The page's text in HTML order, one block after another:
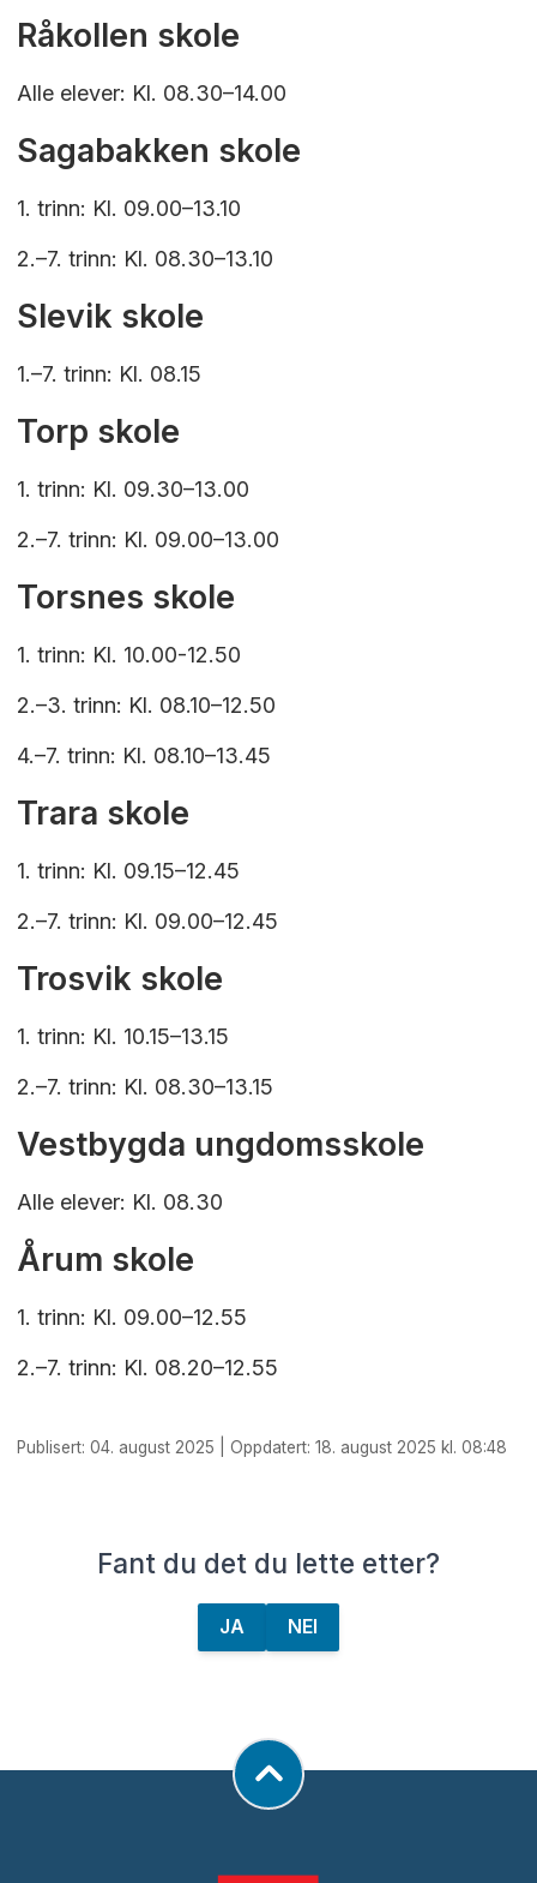
Råkollen skole
Alle elever: Kl. 08.30–14.00
Sagabakken skole
1. trinn: Kl. 09.00–13.10
2.–7. trinn: Kl. 08.30–13.10
Slevik skole
1.–7. trinn: Kl. 08.15
Torp skole
1. trinn: Kl. 09.30–13.00
2.–7. trinn: Kl. 09.00–13.00
Torsnes skole
1. trinn: Kl. 10.00-12.50
2.–3. trinn: Kl. 08.10–12.50
4.–7. trinn: Kl. 08.10–13.45
Trara skole
1. trinn: Kl. 09.15–12.45
2.–7. trinn: Kl. 09.00–12.45
Trosvik skole
1. trinn: Kl. 10.15–13.15
2.–7. trinn: Kl. 08.30–13.15
Vestbygda ungdomsskole
Alle elever: Kl. 08.30
Årum skole
1. trinn: Kl. 09.00–12.55
2.–7. trinn: Kl. 08.20–12.55
Publisert: 04. august 2025 | Oppdatert: 18. august 2025 kl. 08:48
Fant du det du lette etter?
JA NEI